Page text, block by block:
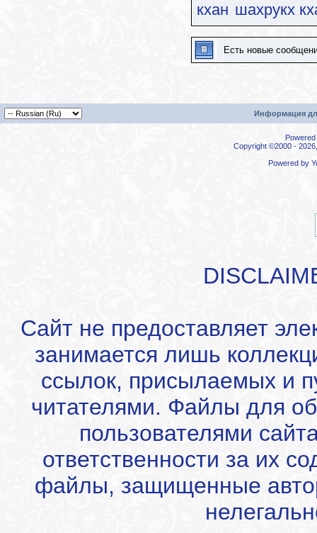
кхан шахрукх
Есть новые
Информация
Copyright ©2000 -
Powered by
Сайт не предоставляет
занимается лишь
ссылок, присылаемых и
читателями. Файлы для
пользователями
ответственности за их
файлы, защищенные